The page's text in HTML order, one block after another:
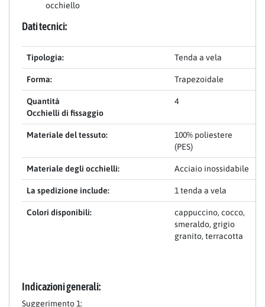
occhiello
Dati tecnici:
Tipologia: Tenda a vela
Forma: Trapezoidale
Quantità
Occhielli di fissaggio
4
Materiale del tessuto:
100% poliestere
(PES)
Materiale degli occhielli: Acciaio inossidabile
La spedizione include: 1 tenda a vela
Colori disponibili:
cappuccino, cocco,
smeraldo, grigio
granito, terracotta
Indicazioni generali:
Suggerimento 1: